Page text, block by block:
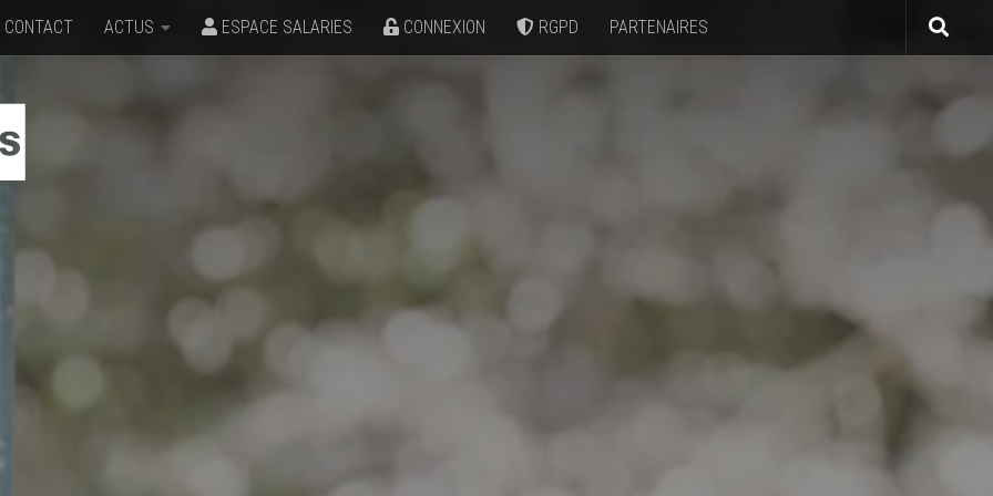
CONTACT ACTUS ESPACE SALARIES CONNEXION RGPD PARTENAIRES